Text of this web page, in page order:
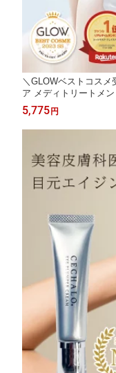
＼GLOWベストコスメ
ア メディトリートメ
ーレン エイジングケ
肌荒れ 美容マスク
5,775 円